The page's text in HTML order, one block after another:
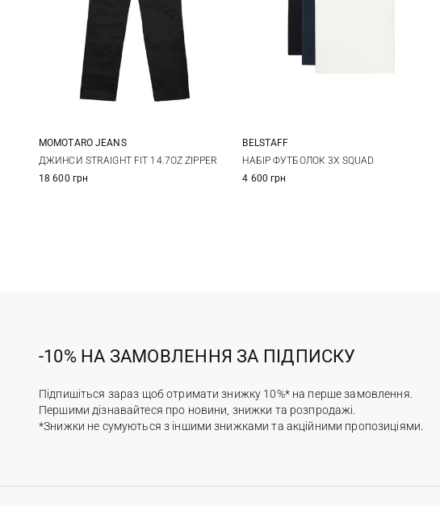
29 30 31 32
MOMOTARO JEANS
ДЖИНСИ STRAIGHT FIT 14.7OZ ZIPPER
18 600 грн
M L XL
BELSTAFF
НАБІР ФУТБОЛОК 3X SQUAD
4 600 грн
-10% НА ЗАМОВЛЕННЯ ЗА ПІДПИСКУ
Підпишіться зараз щоб отримати знижку 10%* на перше замовлення.
Першими дізнавайтеся про новини, знижки та розпродажі.
*Знижки не сумуються з іншими знижками та акційними пропозиціями.